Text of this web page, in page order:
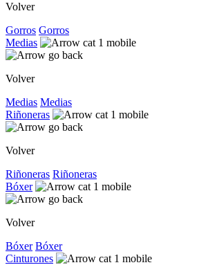
Volver
Gorros Gorros
Medias
Volver
Medias Medias
Riñoneras
Volver
Riñoneras Riñoneras
Bóxer
Volver
Bóxer Bóxer
Cinturones